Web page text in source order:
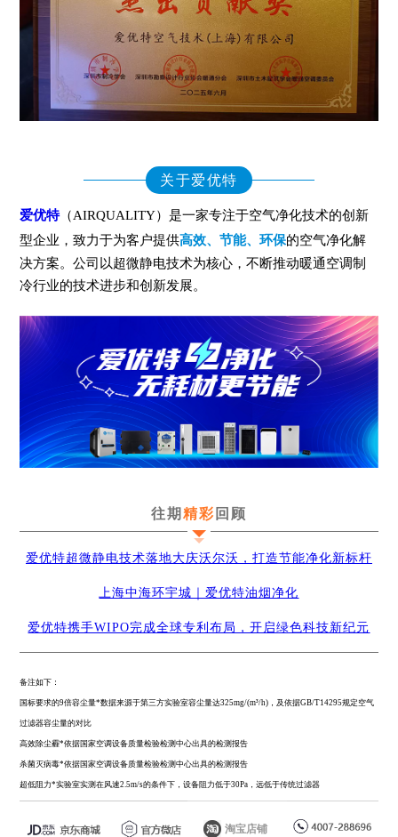
关于爱优特
爱优特（AIRQUALITY）是一家专注于空气净化技术的创新
型企业，致力于为客户提供高效、节能、环保的空气净化解
决方案。公司以超微静电技术为核心，不断推动暖通空调制
冷行业的技术进步和创新发展。
往期 精彩 回顾
爱优特超微静电技术落地大庆沃尔沃，打造节能净化新标杆
上海中海环宇城｜爱优特油烟净化
爱优特携手WIPO完成全球专利布局，开启绿色科技新纪元
备注如下：
国标要求的9倍容尘量*数据来源于第三方实验室容尘量达325mg/(m³/h)，及依据GB/T14295规定空气
过滤器容尘量的对比
高效除尘霾*依据国家空调设备质量检验检测中心出具的检测报告
杀菌灭病毒*依据国家空调设备质量检验检测中心出具的检测报告
超低阻力*实验室实测在风速2.5m/s的条件下，设备阻力低于30Pa ，远低于传统过滤器
淘宝店铺